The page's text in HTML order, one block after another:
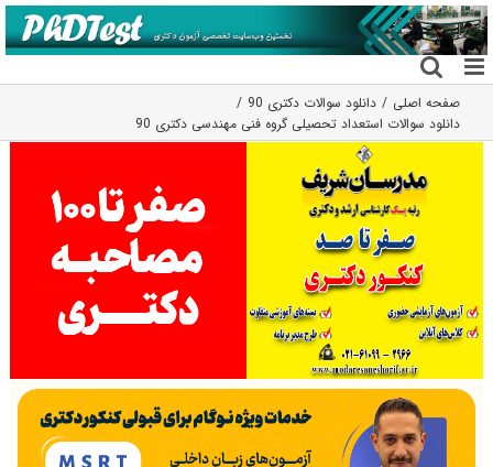
رفتن
به
محتوا
صفحه اصلی
دانلود سوالات دکتری 90
دانلود سوالات استعداد تحصیلی گروه فنی مهندسی دکتری 90